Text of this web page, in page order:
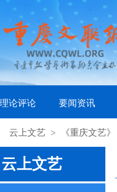
理论评论 要闻资讯
云上文艺 > 《重庆文艺》
云上文艺